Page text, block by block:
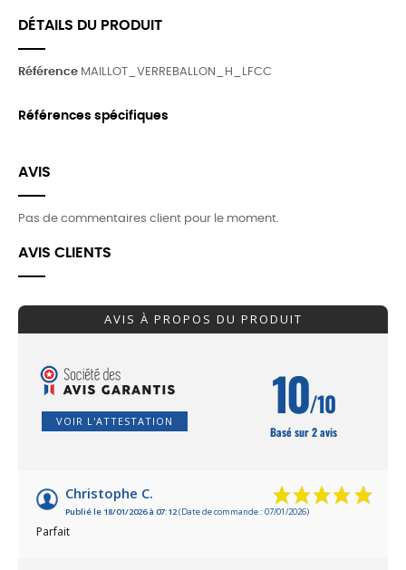
DÉTAILS DU PRODUIT
Référence MAILLOT_VERREBALLON_H_LFCC
Références spécifiques
AVIS
Pas de commentaires client pour le moment.
AVIS CLIENTS
AVIS À PROPOS DU PRODUIT
VOIR L'ATTESTATION 10/10
Basé sur 2 avis
Christophe C.
Publié le 18/01/2026 à 07:12(Date de commande : 07/01/2026)
Parfait